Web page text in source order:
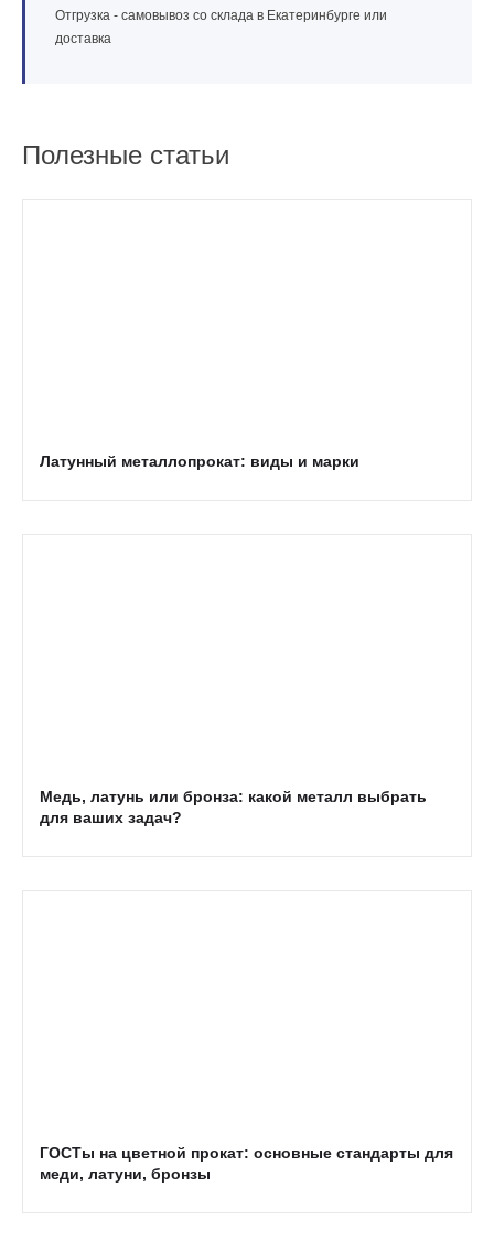
Отгрузка - самовывоз со склада в Екатеринбурге или
доставка
Полезные статьи
Латунный металлопрокат: виды и марки
Медь, латунь или бронза: какой металл выбрать
для ваших задач?
ГОСТы на цветной прокат: основные стандарты для
меди, латуни, бронзы